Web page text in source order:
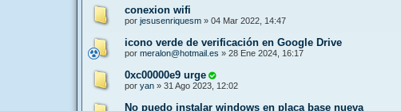
conexion wifi
por jesusenriquesm » 04 Mar 2022, 14:47
icono verde de verificación en Google Drive
por meralon@hotmail.es » 28 Ene 2024, 16:17
0xc00000e9 urge
por yan » 31 Ago 2023, 12:02
No puedo instalar windows en placa base nueva